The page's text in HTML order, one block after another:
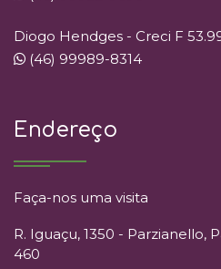
Diogo Hendges - Creci F
(46) 99989-8314
Endereço
Faça-nos uma visita
R. Iguaçu, 1350 - Parzianello,
460